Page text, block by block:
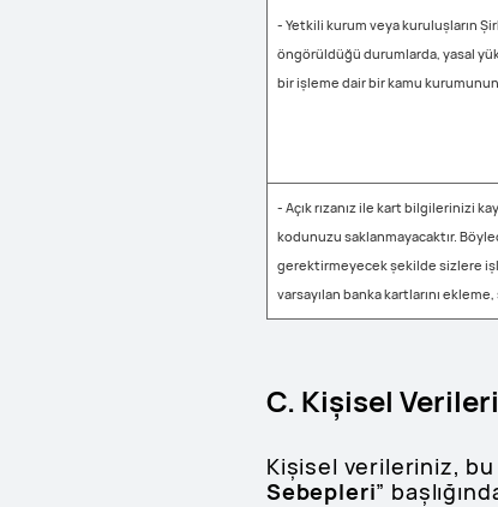
- Yetkili kurum veya kuruluşların
öngörüldüğü durumlarda, yasal
bir işleme dair bir kamu
- Açık rızanız ile kart bilgilerinizi
kodunuzu saklanmayacaktır.
gerektirmeyecek şekilde sizlere
varsayılan banka kartlarını
C. Kişisel
Kişisel verileriniz, bu
Sebepleri”